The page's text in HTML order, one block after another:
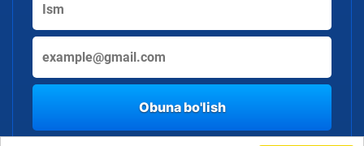
Obuna bo'lish